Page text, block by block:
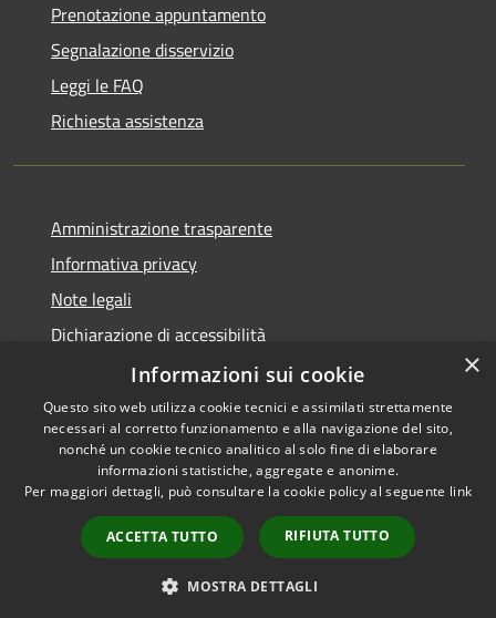
Prenotazione appuntamento
Segnalazione disservizio
Leggi le FAQ
Richiesta assistenza
Amministrazione trasparente
Informativa privacy
Note legali
Dichiarazione di accessibilità
Accessibilità
Privacy
Mappa del sito
×
Informazioni sui cookie
Questo sito web utilizza cookie tecnici e assimilati strettamente
necessari al corretto funzionamento e alla navigazione del sito,
nonché un cookie tecnico analitico al solo fine di elaborare
informazioni statistiche, aggregate e anonime.
Per maggiori dettagli, può consultare la cookie policy al seguente link
ACCETTA TUTTO RIFIUTA TUTTO
MOSTRA DETTAGLI